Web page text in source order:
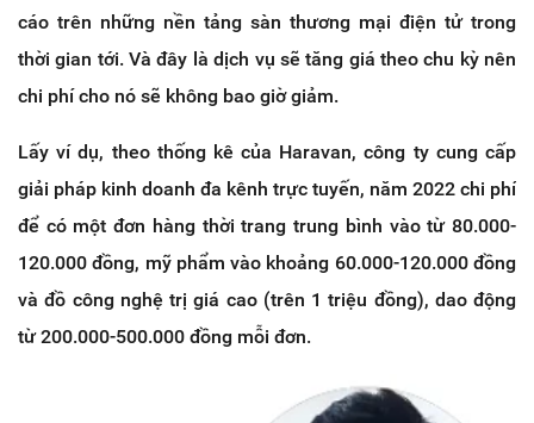
cáo trên những nền tảng sàn thương mại điện tử trong
thời gian tới. Và đây là dịch vụ sẽ tăng giá theo chu kỳ nên
chi phí cho nó sẽ không bao giờ giảm.
Lấy ví dụ, theo thống kê của Haravan, công ty cung cấp
giải pháp kinh doanh đa kênh trực tuyến, năm 2022 chi phí
để có một đơn hàng thời trang trung bình vào từ 80.000-
120.000 đồng, mỹ phẩm vào khoảng 60.000-120.000 đồng
và đồ công nghệ trị giá cao (trên 1 triệu đồng), dao động
từ 200.000-500.000 đồng mỗi đơn.